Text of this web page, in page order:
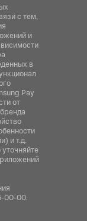
с тем,
и
в
Pay
от
и т.д.
00-00.